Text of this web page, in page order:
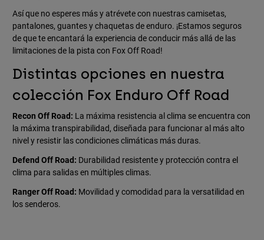
Así que no esperes más y atrévete con nuestras camisetas,
pantalones, guantes y chaquetas de enduro. ¡Estamos seguros
de que te encantará la experiencia de conducir más allá de las
limitaciones de la pista con Fox Off Road!
Distintas opciones en nuestra
colección Fox Enduro Off Road
Recon Off Road: La máxima resistencia al clima se encuentra con
la máxima transpirabilidad, diseñada para funcionar al más alto
nivel y resistir las condiciones climáticas más duras.
Defend Off Road: Durabilidad resistente y protección contra el
clima para salidas en múltiples climas.
Ranger Off Road: Movilidad y comodidad para la versatilidad en
los senderos.